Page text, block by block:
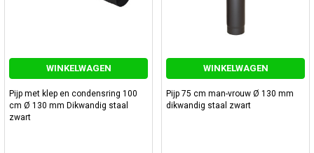
WINKELWAGEN
Pijp met klep en condensring 100
cm Ø 130 mm Dikwandig staal
zwart
WINKELWAGEN
Pijp 75 cm man-vrouw Ø 130 mm
dikwandig staal zwart